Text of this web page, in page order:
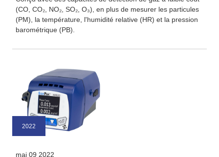
(CO, CO₂, NO₂, SO₂, O₃), en plus de mesurer les particules
(PM), la température, l'humidité relative (HR) et la pression
barométrique (PB).
2022
mai 09 2022